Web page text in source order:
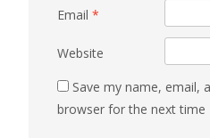
Email *
Website
Save my name, email,
browser for the next time